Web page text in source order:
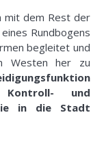
mit dem Rest der
Rundbogens
begleitet und
Westen her zu
und
in die Stadt